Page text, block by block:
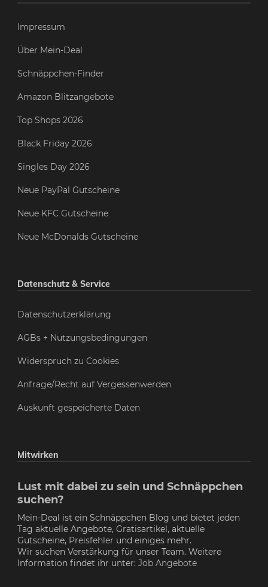
Impressum
Über Mein-Deal
Schnäppchen-Finder
Amazon Blitzangebote
Top Shops 2026
Black Friday 2026
Singles Day 2026
Neue PayPal Gutscheine
Neue KFC Gutscheine
Neue McDonalds Gutscheine
Datenschutz & Service
Datenschutzerklärung
AGBs + Nutzungsbedingungen
Widerspruch zu Cookies
Anfrage/Recht auf Vergessenwerden
Auskunft gespeicherte Daten
Mitwirken
Lust mit dabei zu sein und Schnäppchen
suchen?
Mein-Deal ist ein Schnäppchen Blog und bietet jeden
Tag aktuelle Angebote, Gratisartikel, aktuelle
Gutscheine, Preisfehler und einiges mehr.
Wir suchen Verstärkung für unser Team. Weitere
Information findet ihr unter: Job Angebote